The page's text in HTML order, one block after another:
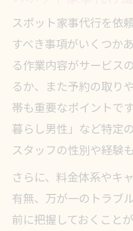
スポット家事代行を依
すべき事項がいくつか
る作業内容がサービス
るか、また予約の取り
帯も重要なポイントで
暮らし男性」など特定
スタッフの性別や経験
さらに、料金体系やキ
有無、万が一のトラブ
前に把握しておくこと